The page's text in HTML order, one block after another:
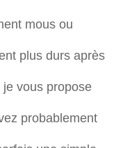
mous ou
plus durs après
vous propose
probablement